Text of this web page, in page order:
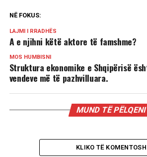
NË FOKUS:
LAJMI I RRADHËS
A e njihni këtë aktore të famshme?
MOS HUMBISNI
Struktura ekonomike e Shqipërisë
vendeve më të pazhvilluara.
MUND TË PËLQENI
KLIKO TË KOMENTOSH